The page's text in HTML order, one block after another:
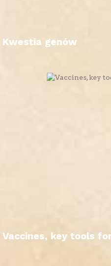
Kwestia genów
Vaccines, key tools